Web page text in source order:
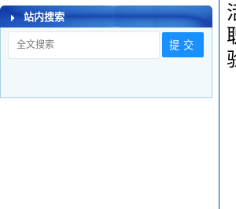
站内搜索